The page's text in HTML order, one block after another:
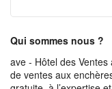
Qui sommes nous ?
ave - Hôtel des
de ventes aux